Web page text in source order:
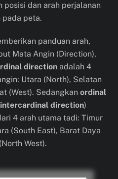
posisi dan arah perjalanan
pada peta.
panduan arah,
Mata Angin (Direction),
direction adalah 4
Utara (North), Selatan
(West). Sedangkanordinal
intercardinal direction)
4 arah utama tadi: Timur
(South East), Barat Daya
West).